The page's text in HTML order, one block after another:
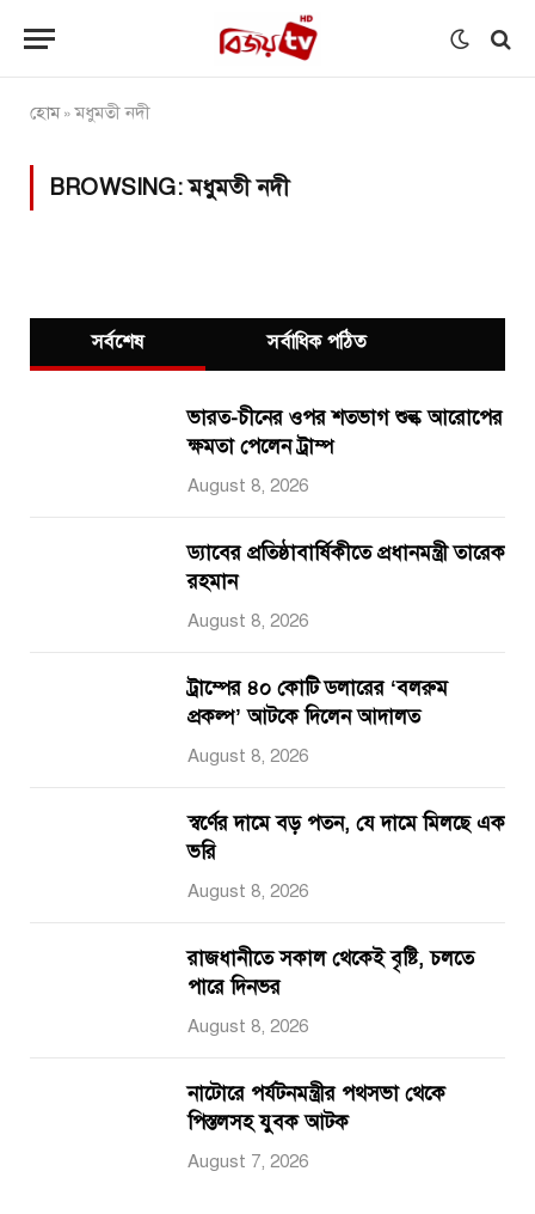
হোম»মধুমতী নদী
BROWSING:মধুমতী নদী
সর্বশেষ সর্বাধিক পঠিত
ভারত-চীনের ওপর শতভাগ শুল্ক আরোপের
ক্ষমতা পেলেন ট্রাম্প
August 8, 2026
ড্যাবের প্রতিষ্ঠাবার্ষিকীতে প্রধানমন্ত্রী তারেক
রহমান
August 8, 2026
ট্রাম্পের ৪০ কোটি ডলারের ‘বলরুম
প্রকল্প’ আটকে দিলেন আদালত
August 8, 2026
স্বর্ণের দামে বড় পতন, যে দামে মিলছে এক
ভরি
August 8, 2026
রাজধানীতে সকাল থেকেই বৃষ্টি, চলতে
পারে দিনভর
August 8, 2026
নাটোরে পর্যটনমন্ত্রীর পথসভা থেকে
পিস্তলসহ যুবক আটক
August 7, 2026